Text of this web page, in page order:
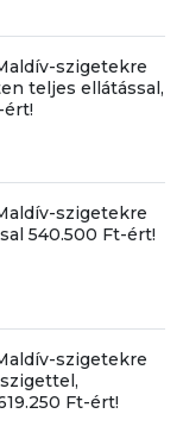
szigetekre
teljes ellátással,
ért!
szigetekre
540.500 Ft-ért!
szigetekre
Ft-ért!